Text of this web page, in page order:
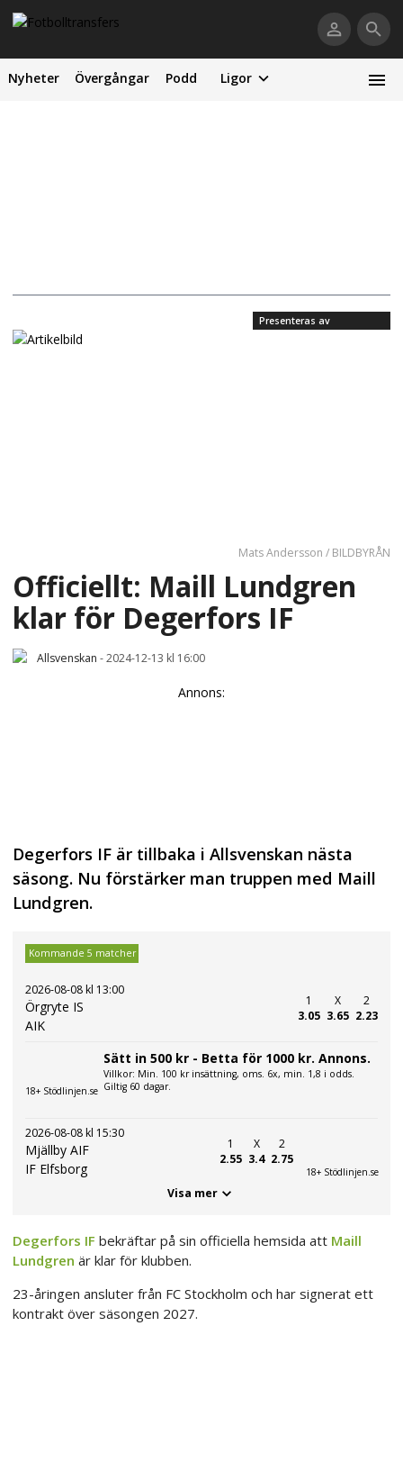
Nyheter Övergångar Podd Ligor
Presenteras av
Mats Andersson / BILDBYRÅN
Officiellt: Maill Lundgren
klar för Degerfors IF
Allsvenskan -2024-12-13 kl 16:00
Annons:
Degerfors IF är tillbaka i Allsvenskan nästa
säsong. Nu förstärker man truppen med Maill
Lundgren.
Kommande 5 matcher
2026-08-08 kl 13:00
Örgryte IS
AIK
1
3.05
X
3.65
2
2.23
18+ Stödlinjen.se
Sätt in 500 kr - Betta för 1000 kr. Annons.
Villkor: Min. 100 kr insättning, oms. 6x, min. 1,8 i odds.
Giltig 60 dagar.
2026-08-08 kl 15:30
Mjällby AIF
IF Elfsborg
1
2.55
X
3.4
2
2.75
18+ Stödlinjen.se
Visa mer
Degerfors IF bekräftar på sin officiella hemsida att Maill
Lundgren är klar för klubben.
23-åringen ansluter från FC Stockholm och har signerat ett
kontrakt över säsongen 2027.